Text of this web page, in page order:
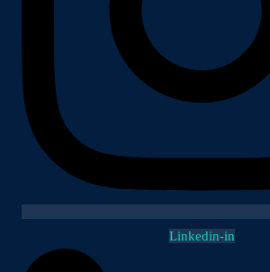
Linkedin-in